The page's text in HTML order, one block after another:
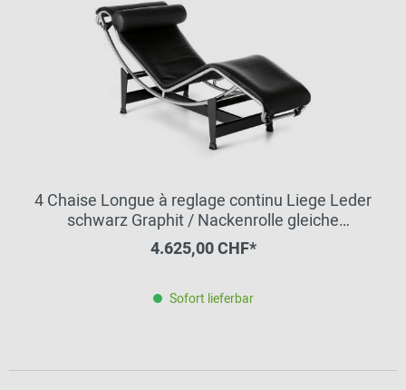
4 Chaise Longue à reglage continu Liege Leder
schwarz Graphit / Nackenrolle gleiche
Lederfarbe Cassina VORZUGSKOMBINATION
QUICK-SHIP
4.625,00 CHF*
Sofort lieferbar